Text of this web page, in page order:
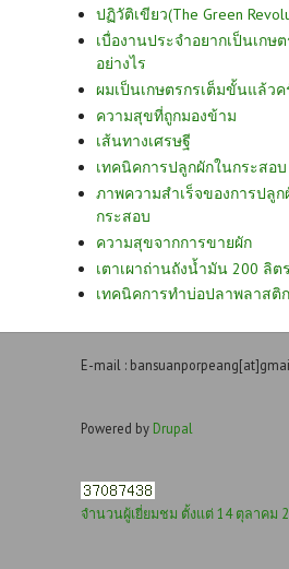
ปฏิวัติเขียว(The Green
เบื่องานประจำอยากเป็นเกษ
อย่างไร
ผมเป็นเกษตรกรเต็มขั้นแล้วค
ความสุขที่ถูกมองข้าม
เส้นทางเศรษฐี
เทคนิคการปลูกผักในกระสอบ
ภาพความสำเร็จของการปลูก
กระสอบ
ความสุขจากการขายผัก
เตาเผาถ่านถังน้ำมัน 200 ลิตร
เทคนิคการทำบ่อปลาพลาสติก
E-mail :
Powered by Drupal
จำนวนผู้เยี่ยมชม ตั้งแต่ 14 ตุลาคม